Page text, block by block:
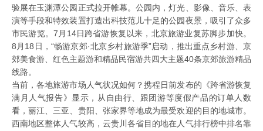
验展在玉渊潭公园正式拉开帷幕。公园内，灯光、影像、音乐、表
演等手段和特效装置打造出科技范儿十足的公园夜景，吸引了众多
市民游览。7月14日跨省游恢复以来，北京旅游业复苏脚步加快。
8月18日，“畅游京郊·北京乡村旅游季”启动，推出重点乡村游、京
郊美食游、红色主题游和精品民宿游共四大主题40条京郊旅游精品
线路。
当前，各地旅游市场人气状况如何？携程日前发布的《跨省游恢复
满月人气报告》显示，从自由行、跟团游等度假产品的订单人数
看，丽江、三亚、贵阳、张家界等地成为最受欢迎的目的地城市。
西南地区整体人气较高，云贵川各省目的地在人气排行榜中排名靠